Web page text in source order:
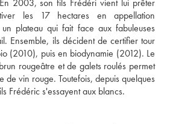
2003, son fils Frédéri vient lui prêter
les 17 hectares en appellation
plateau qui fait face aux fabuleuses
Ensemble, ils décident de certifier tour
(2010), puis en biodynamie (2012). Le
rougeâtre et de galets roulés permet
de vin rouge. Toutefois, depuis quelques
Frédéric s'essayent aux blancs.